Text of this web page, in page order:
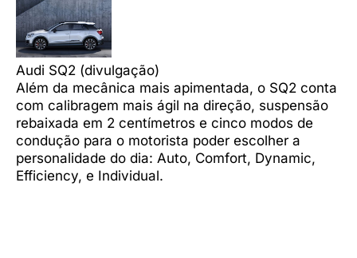
Audi SQ2 (divulgação)
Além da mecânica mais apimentada, o SQ2 conta
com calibragem mais ágil na direção, suspensão
rebaixada em 2 centímetros e cinco modos de
condução para o motorista poder escolher a
personalidade do dia: Auto, Comfort, Dynamic,
Efficiency, e Individual.